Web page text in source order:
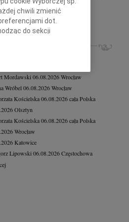
Wrocław
Warachim wyrazy głębokiego...
Mordawski 06.08.2026Wrocław
Wróbel 06.08.2026Wrocław
Kościelska06.08.2026cała Polska
Olsztyn
Kościelska06.08.2026cała Polska
Wrocław
Katowice
Lipowski 06.08.2026Częstochowa
chwili zmienić
dot.
do sekcji
przeglądarki.
identyfikacji.
pomiar reklam i